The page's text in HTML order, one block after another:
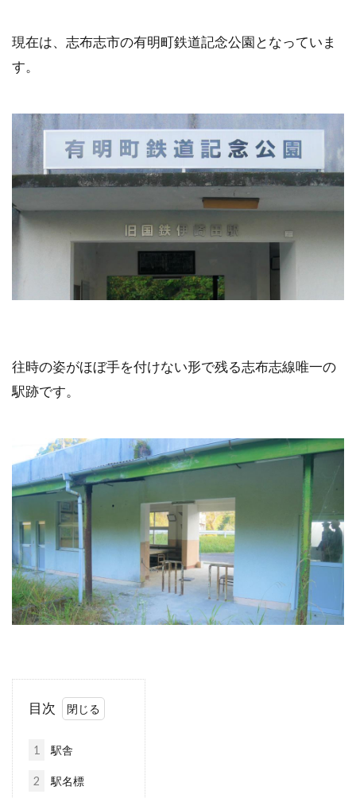
現在は、志布志市の有明町鉄道記念公園となっていま
す。
往時の姿がほぼ手を付けない形で残る志布志線唯一の
駅跡です。
目次
1 駅舎
2 駅名標